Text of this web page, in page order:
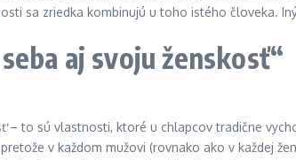
sa zriedka kombinujú u toho istého človeka.
aj svoju ženskosť“
– to sú vlastnosti, ktoré u chlapcov tradične
v každom mužovi (rovnako ako v každej